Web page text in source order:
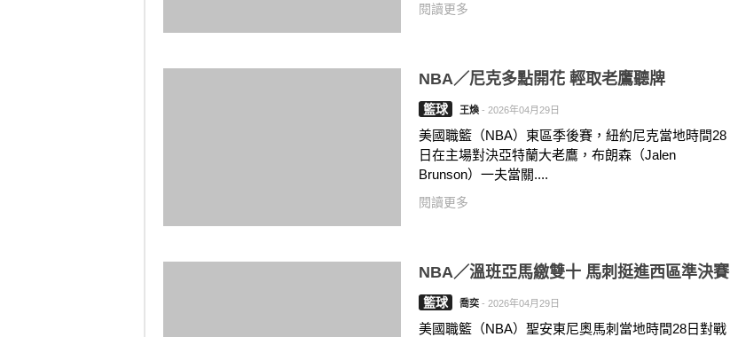
閱讀更多
NBA／尼克多點開花 輕取老鷹聽牌
籃球 王煥 - 2026年04月29日
美國職籃（NBA）東區季後賽，紐約尼克當地時間28
日在主場對決亞特蘭大老鷹，布朗森（Jalen
Brunson）一夫當關....
閱讀更多
NBA／溫班亞馬繳雙十 馬刺挺進西區準決賽
籃球 喬奕 - 2026年04月29日
美國職籃（NBA）聖安東尼奧馬刺當地時間28日對戰